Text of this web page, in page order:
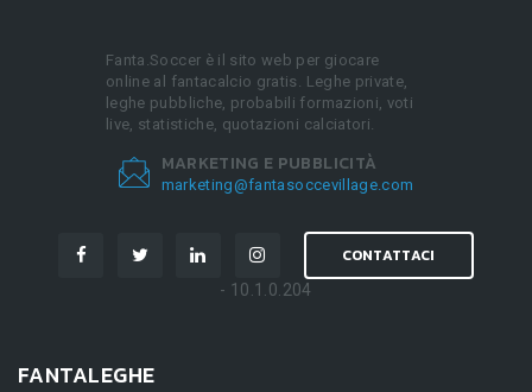
Fanta.Soccer è il sito web per giocare
online al fantacalcio gratis. Leghe private,
leghe pubbliche, probabili formazioni, voti
live, statistiche, quotazioni calciatori.
MARKETING E PUBBLICITÀ
marketing@fantasoccevillage.com
CONTATTACI
- 10.1.0.204
FANTALEGHE